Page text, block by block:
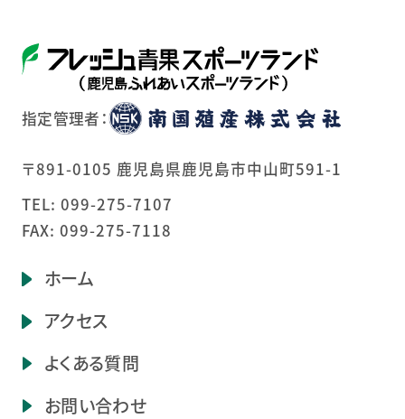
指定管理者：
〒891-0105 鹿児島県鹿児島市中山町591-1
TEL: 099-275-7107
FAX: 099-275-7118
ホーム
アクセス
よくある質問
お問い合わせ